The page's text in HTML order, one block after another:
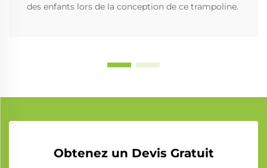
des enfants lors de la conception de ce trampoline.
Obtenez un Devis Gratuit